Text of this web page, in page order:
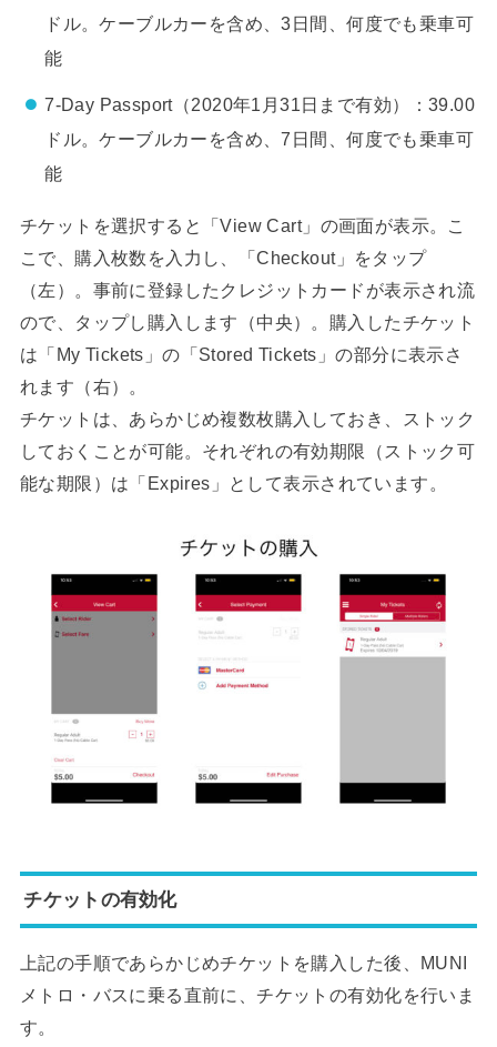
ドル。ケーブルカーを含め、3日間、何度でも乗車可
能
7-Day Passport（2020年1月31日まで有効）：39.00
ドル。ケーブルカーを含め、7日間、何度でも乗車可
能
チケットを選択すると「View Cart」の画面が表示。こ
こで、購入枚数を入力し、「Checkout」をタップ
（左）。事前に登録したクレジットカードが表示され流
ので、タップし購入します（中央）。購入したチケット
は「My Tickets」の「Stored Tickets」の部分に表示さ
れます（右）。
チケットは、あらかじめ複数枚購入しておき、ストック
しておくことが可能。それぞれの有効期限（ストック可
能な期限）は「Expires」として表示されています。
チケットの有効化
上記の手順であらかじめチケットを購入した後、MUNI
メトロ・バスに乗る直前に、チケットの有効化を行いま
す。